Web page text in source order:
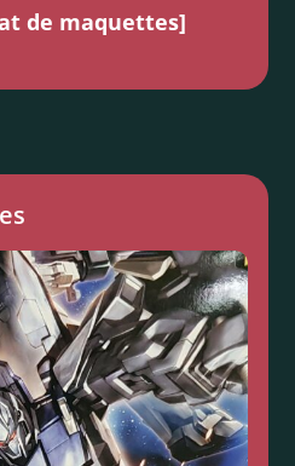
de maquettes]